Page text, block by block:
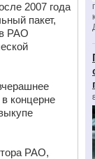
2007 года
пакет,
РАО
концерне
РАО,